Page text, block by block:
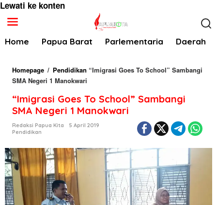
Lewati ke konten
Home Papua Barat Parlementaria Daerah
Homepage / Pendidikan “Imigrasi Goes To School” Sambangi
SMA Negeri 1 Manokwari
“Imigrasi Goes To School” Sambangi
SMA Negeri 1 Manokwari
Redaksi Papua Kita
5 April 2019
Pendidikan